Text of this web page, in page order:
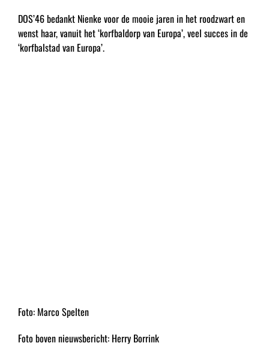
DOS’46 bedankt Nienke voor de mooie jaren in het roodzwart en
wenst haar, vanuit het ‘korfbaldorp van Europa’, veel succes in de
‘korfbalstad van Europa’.
Foto: Marco Spelten
Foto boven nieuwsbericht: Herry Borrink